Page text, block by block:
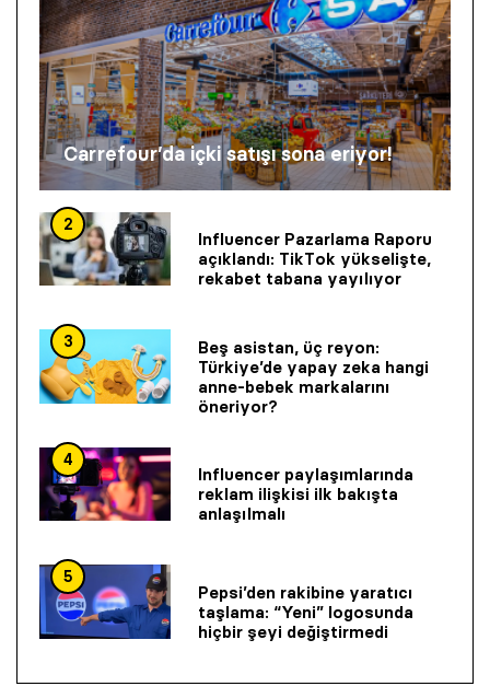
Carrefour’da içki satışı sona eriyor!
2
Influencer Pazarlama Raporu
açıklandı: TikTok yükselişte,
rekabet tabana yayılıyor
3
Beş asistan, üç reyon:
Türkiye’de yapay zeka hangi
anne-bebek markalarını
öneriyor?
4
Influencer paylaşımlarında
reklam ilişkisi ilk bakışta
anlaşılmalı
5
Pepsi’den rakibine yaratıcı
taşlama: “Yeni” logosunda
hiçbir şeyi değiştirmedi